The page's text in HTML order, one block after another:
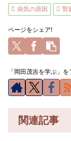
病気の原因 腎
ページをシェア!
「岡田茂吉を学ぶ」を
関連記事